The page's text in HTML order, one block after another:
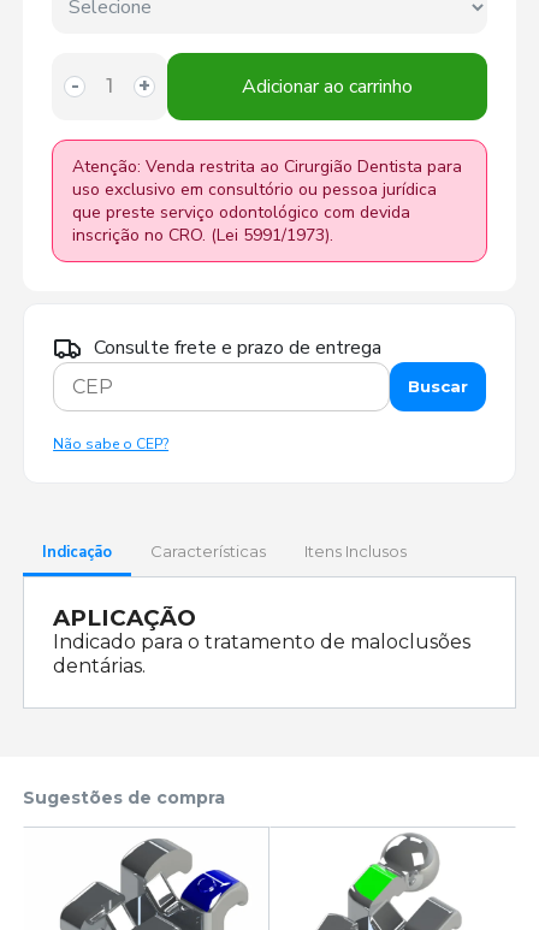
- + Adicionar ao carrinho
Atenção: Venda restrita ao Cirurgião Dentista para
uso exclusivo em consultório ou pessoa jurídica
que preste serviço odontológico com devida
inscrição no CRO. (Lei 5991/1973).
Consulte frete e prazo de entrega
Buscar
Não sabe o CEP?
Indicação Características Itens Inclusos
APLICAÇÃO
Indicado para o tratamento de maloclusões
dentárias.
Sugestões de compra